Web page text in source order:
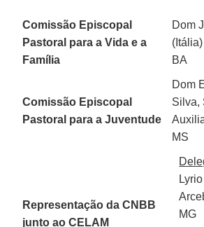
Comissão Episcopal
Pastoral para a Vida e a
Família
Dom
BA
Comissão Episcopal
Pastoral para a Juventude
Dom
Silva,
MS
Representação da CNBB
junto ao CELAM
MG